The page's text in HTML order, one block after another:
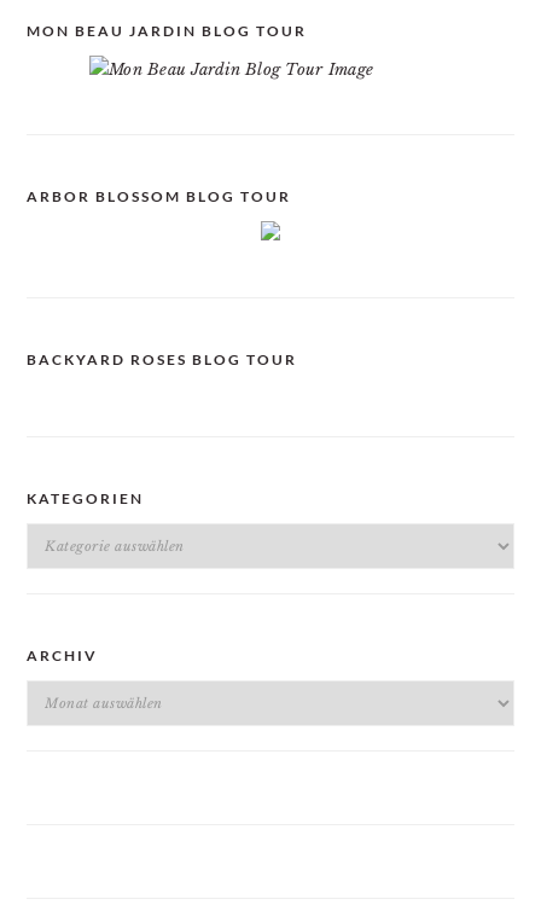
MON BEAU JARDIN BLOG TOUR
ARBOR BLOSSOM BLOG TOUR
BACKYARD ROSES BLOG TOUR
KATEGORIEN
Kategorien
ARCHIV
Archiv